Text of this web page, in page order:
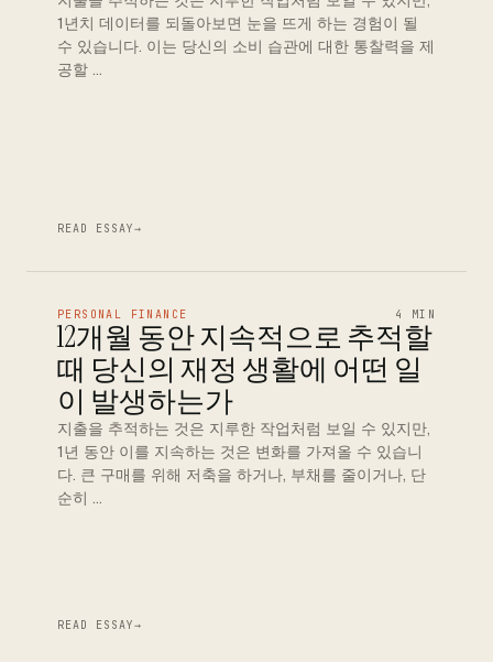
1년치 데이터를 되돌아보면 눈을 뜨게 하는 경험이 될
수 있습니다. 이는 당신의 소비 습관에 대한 통찰력을 제
공할 …
READ ESSAY→
PERSONAL FINANCE 4 MIN
12개월 동안 지속적으로 추적할
때 당신의 재정 생활에 어떤 일
이 발생하는가
지출을 추적하는 것은 지루한 작업처럼 보일 수 있지만,
1년 동안 이를 지속하는 것은 변화를 가져올 수 있습니
다. 큰 구매를 위해 저축을 하거나, 부채를 줄이거나, 단
순히 …
READ ESSAY→